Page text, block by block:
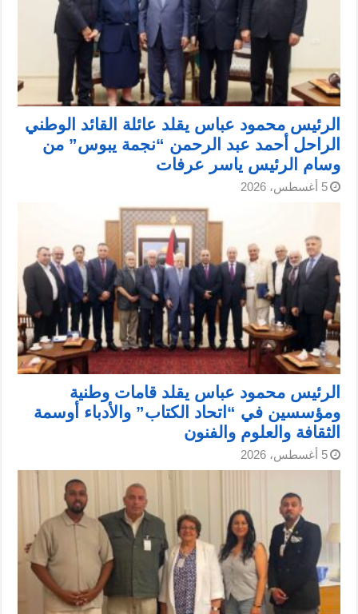
الرئيس محمود عباس يقلد عائلة القائد الوطني
الراحل أحمد عبد الرحمن “نجمة يبوس” من
وسام الرئيس ياسر عرفات
5 أغسطس، 2026
الرئيس محمود عباس يقلد قامات وطنية
ومؤسسين في “اتحاد الكتاب” والأدباء أوسمة
الثقافة والعلوم والفنون
5 أغسطس، 2026